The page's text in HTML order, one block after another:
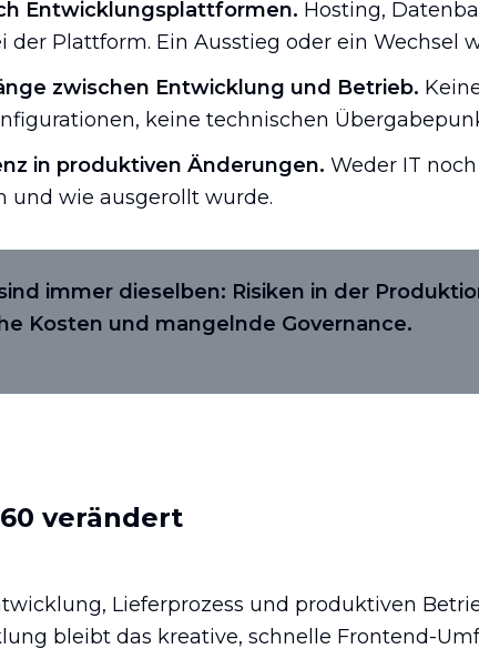
Entwicklungsplattformen. Hosting,
der Plattform. Ein Ausstieg oder ein Wechsel
zwischen Entwicklung und Betrieb.
keine technischen
in produktiven Änderungen. Weder IT
und wie ausgerollt wurde.
immer dieselben: Risiken in der
Kosten und mangelnde Governance.
verändert
Lieferprozess und produktiven
bleibt das kreative, schnelle Frontend-